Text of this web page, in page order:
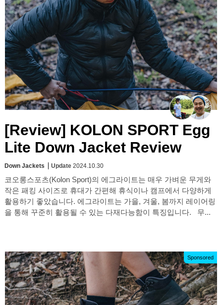
[Review] KOLON SPORT Egg
Lite Down Jacket Review
Down Jackets Update 2024.10.30
코오롱스포츠(Kolon Sport)의 에그라이트는 매우 가벼운 무게와
작은 패킹 사이즈로 휴대가 간편해 휴식이나 캠프에서 다양하게
활용하기 좋았습니다. 에그라이트는 가을, 겨울, 봄까지 레이어링
을 통해 꾸준히 활용될 수 있는 다재다능함이 특징입니다. 무...
Sponsored